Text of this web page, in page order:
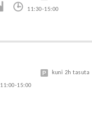
11:30-15:00
11:00-15:00
kuni 2h tasuta